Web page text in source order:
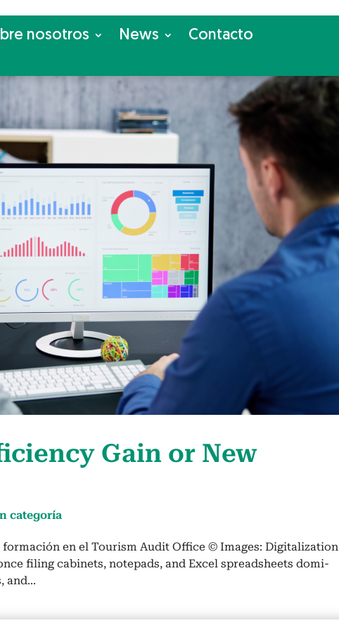
nosotros News Con­tac­to
Gain or New
categoría
en el Tourism Audit Office © Images: Dig­i­tal­iza­tion
fil­ing cab­i­nets, notepads, and Excel spread­sheets dom­i­
and...